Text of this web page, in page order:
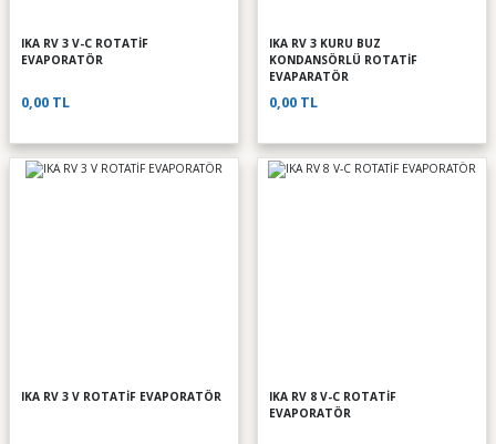
IKA RV 3 V-C ROTATİF
EVAPORATÖR
0,00 TL
IKA RV 3 KURU BUZ
KONDANSÖRLÜ ROTATİF
EVAPARATÖR
0,00 TL
IKA RV 3 V ROTATİF EVAPORATÖR
IKA RV 8 V-C ROTATİF
EVAPORATÖR